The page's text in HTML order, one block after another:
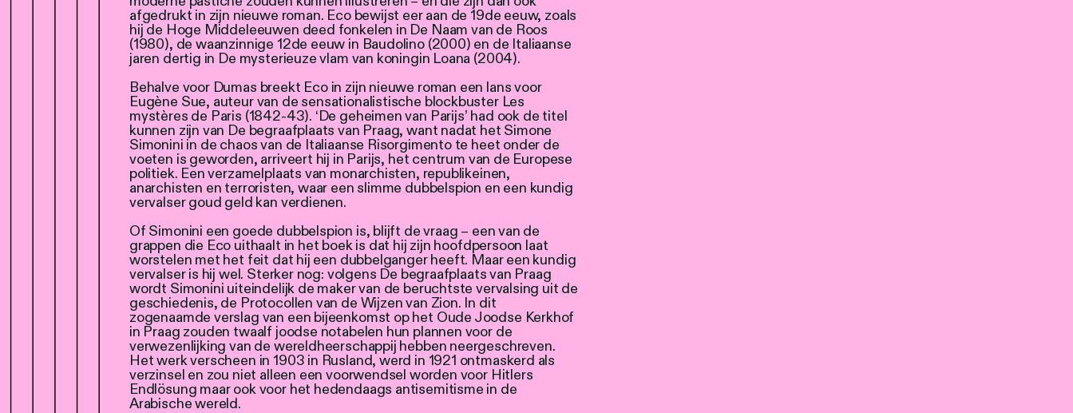
afgedrukt in zijn nieuwe roman. Eco bewijst eer aan de 19de eeuw, zoals
hij de Hoge Middeleeuwen deed fonkelen in De Naam van de Roos
(1980), de waanzinnige 12de eeuw in Baudolino (2000) en de Italiaanse
jaren dertig in De mysterieuze vlam van koningin Loana (2004).
Behalve voor Dumas breekt Eco in zijn nieuwe roman een lans voor
Eugène Sue, auteur van de sensationalistische blockbuster Les
mystères de Paris (1842-43). ‘De geheimen van Parijs’ had ook de titel
kunnen zijn van De begraafplaats van Praag, want nadat het Simone
Simonini in de chaos van de Italiaanse Risorgimento te heet onder de
voeten is geworden, arriveert hij in Parijs, het centrum van de Europese
politiek. Een verzamelplaats van monarchisten, republikeinen,
anarchisten en terroristen, waar een slimme dubbelspion en een kundig
vervalser goud geld kan verdienen.
Of Simonini een goede dubbelspion is, blijft de vraag – een van de
grappen die Eco uithaalt in het boek is dat hij zijn hoofdpersoon laat
worstelen met het feit dat hij een dubbelganger heeft. Maar een kundig
vervalser is hij wel. Sterker nog: volgens De begraafplaats van Praag
wordt Simonini uiteindelijk de maker van de beruchtste vervalsing uit de
geschiedenis, de Protocollen van de Wijzen van Zion. In dit
zogenaamde verslag van een bijeenkomst op het Oude Joodse Kerkhof
in Praag zouden twaalf joodse notabelen hun plannen voor de
verwezenlijking van de wereldheerschappij hebben neergeschreven.
Het werk verscheen in 1903 in Rusland, werd in 1921 ontmaskerd als
verzinsel en zou niet alleen een voorwendsel worden voor Hitlers
Endlösung maar ook voor het hedendaags antisemitisme in de
Arabische wereld.